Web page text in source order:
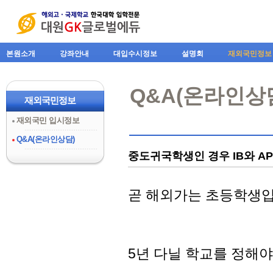
본원소개 강좌안내 대입수시정보 설명회 재외국민정보
재외국민정보
재외국민 입시정보
Q&A(온라인상담)
Q&A(온라인상
중도귀국학생인 경우 IB와
곧 해외가는 초등학생
5년 다닐 학교를 정해